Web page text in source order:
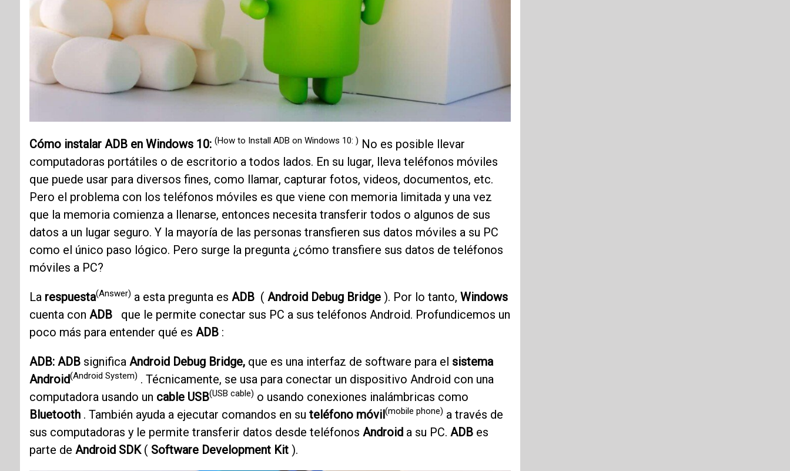
Cómo instalar ADB en Windows 10: (How to Install ADB on Windows 10: ) No es posible llevar
computadoras portátiles o de escritorio a todos lados. En su lugar, lleva teléfonos móviles
que puede usar para diversos fines, como llamar, capturar fotos, videos, documentos, etc.
Pero el problema con los teléfonos móviles es que viene con memoria limitada y una vez
que la memoria comienza a llenarse, entonces necesita transferir todos o algunos de sus
datos a un lugar seguro. Y la mayoría de las personas transfieren sus datos móviles a su PC
como el único paso lógico. Pero surge la pregunta ¿cómo transfiere sus datos de teléfonos
móviles a PC?
La respuesta(Answer) a esta pregunta es ADB( Android Debug Bridge). Por lo tanto, Windows
cuenta con ADBque le permite conectar sus PC a sus teléfonos Android. Profundicemos un
poco más para entender qué es ADB:
ADB: ADBsignifica Android Debug Bridge,que es una interfaz de software para el sistema
Android(Android System) . Técnicamente, se usa para conectar un dispositivo Android con una
computadora usando un cable USB(USB cable) o usando conexiones inalámbricas como
Bluetooth. También ayuda a ejecutar comandos en su teléfono móvil(mobile phone) a través de
sus computadoras y le permite transferir datos desde teléfonos Androida su PC. ADBes
parte de Android SDK( Software Development Kit).